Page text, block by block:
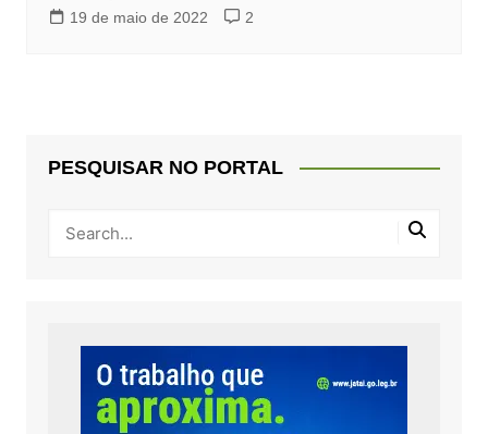
19 de maio de 2022
2
PESQUISAR NO PORTAL